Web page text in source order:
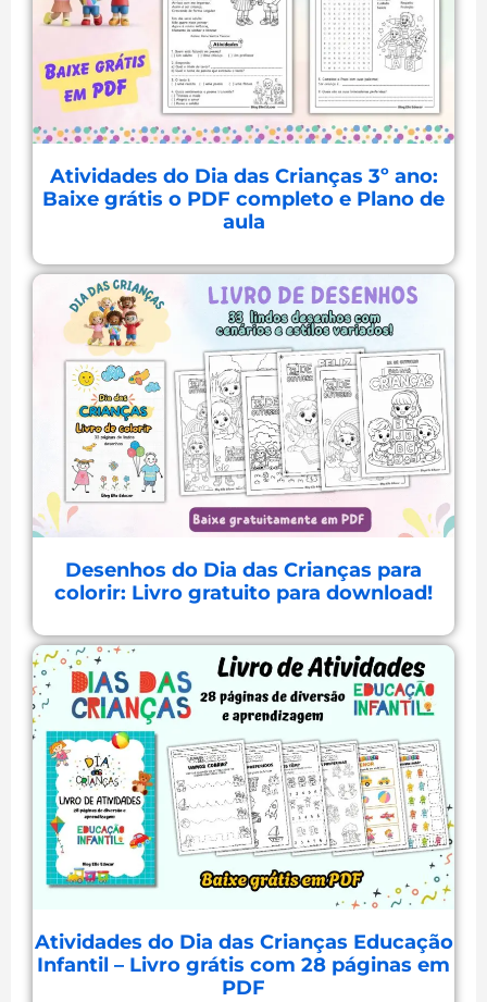
Atividades do Dia das Crianças 3º ano:
Baixe grátis o PDF completo e Plano de
aula
Desenhos do Dia das Crianças para
colorir: Livro gratuito para download!
Atividades do Dia das Crianças Educação
Infantil – Livro grátis com 28 páginas em
PDF